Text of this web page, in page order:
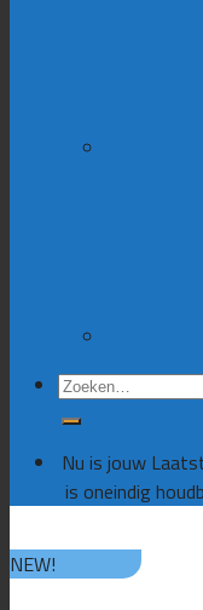
Zoeken
naar:
Nu is jouw
is oneindig
NEW!